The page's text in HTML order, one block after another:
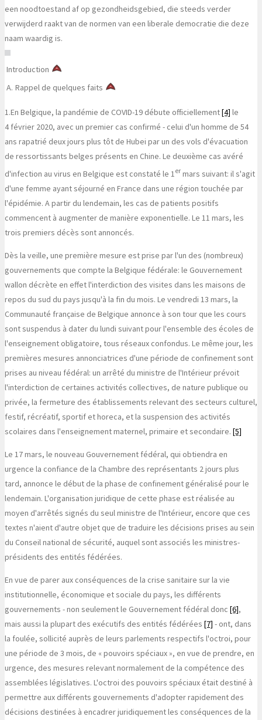
een noodtoestand af op gezondheidsgebied, die steeds verder
verwijderd raakt van de normen van een liberale democratie die deze
naam waardig is.
Introduction
A. Rappel de quelques faits
1.En Belgique, la pandémie de COVID-19 débute officiellement[4] le
4 février 2020, avec un premier cas confirmé - celui d'un homme de 54
ans rapatrié deux jours plus tôt de Hubei par un des vols d'évacuation
de ressortissants belges présents en Chine. Le deuxième cas avéré
d'infection au virus en Belgique est constaté le 1 er mars suivant: il s'agit
d'une femme ayant séjourné en France dans une région touchée par
l'épidémie. A partir du lendemain, les cas de patients positifs
commencent à augmenter de manière exponentielle. Le 11 mars, les
trois premiers décès sont annoncés.
Dès la veille, une première mesure est prise par l'un des (nombreux)
gouvernements que compte la Belgique fédérale: le Gouvernement
wallon décrète en effet l'interdiction des visites dans les maisons de
repos du sud du pays jusqu'à la fin du mois. Le vendredi 13 mars, la
Communauté française de Belgique annonce à son tour que les cours
sont suspendus à dater du lundi suivant pour l'ensemble des écoles de
l'enseignement obligatoire, tous réseaux confondus. Le même jour, les
premières mesures annonciatrices d'une période de confinement sont
prises au niveau fédéral: un arrêté du ministre de l'Intérieur prévoit
l'interdiction de certaines activités collectives, de nature publique ou
privée, la fermeture des établissements relevant des secteurs culturel,
festif, récréatif, sportif et horeca, et la suspension des activités
scolaires dans l'enseignement maternel, primaire et secondaire. [5]
Le 17 mars, le nouveau Gouvernement fédéral, qui obtiendra en
urgence la confiance de la Chambre des représentants 2 jours plus
tard, annonce le début de la phase de confinement généralisé pour le
lendemain. L'organisation juridique de cette phase est réalisée au
moyen d'arrêtés signés du seul ministre de l'Intérieur, encore que ces
textes n'aient d'autre objet que de traduire les décisions prises au sein
du Conseil national de sécurité, auquel sont associés les ministres-
présidents des entités fédérées.
En vue de parer aux conséquences de la crise sanitaire sur la vie
institutionnelle, économique et sociale du pays, les différents
gouvernements - non seulement le Gouvernement fédéral donc [6],
mais aussi la plupart des exécutifs des entités fédérées [7] - ont, dans
la foulée, sollicité auprès de leurs parlements respectifs l'octroi, pour
une période de 3 mois, de « pouvoirs spéciaux », en vue de prendre, en
urgence, des mesures relevant normalement de la compétence des
assemblées législatives. L'octroi des pouvoirs spéciaux était destiné à
permettre aux différents gouvernements d'adopter rapidement des
décisions destinées à encadrer juridiquement les conséquences de la